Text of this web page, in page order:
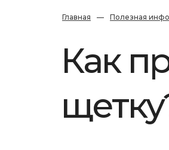
Главная — Полезная
Как